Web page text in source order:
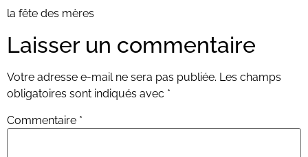
la fête des mères
Laisser un commentaire
Votre adresse e-mail ne sera pas publiée. Les champs
obligatoires sont indiqués avec *
Commentaire *